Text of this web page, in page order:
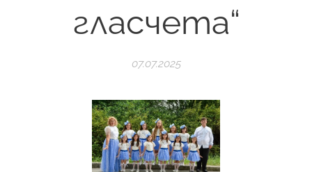
гласчета“
07.07.2025